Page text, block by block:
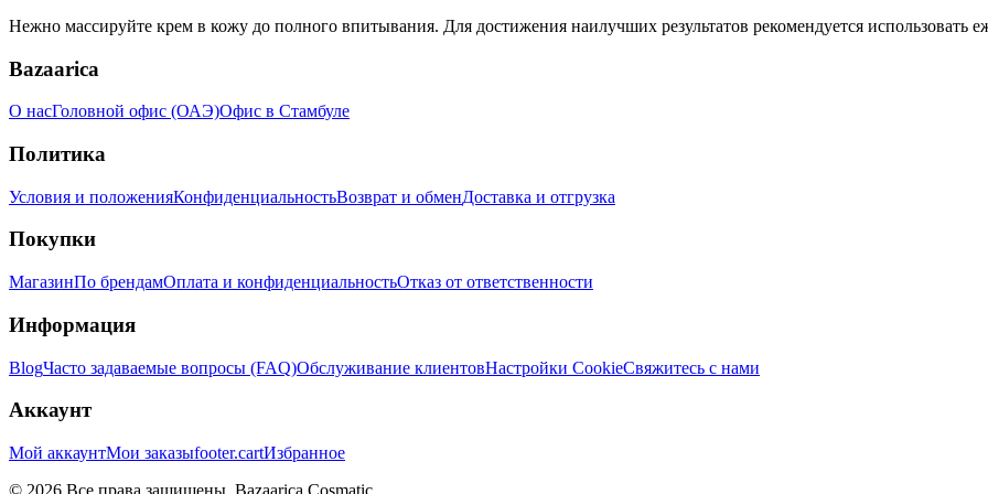
Нежно массируйте крем в кожу до полного впитывания. Для достижения наилучших результатов рекомендуется использовать
Bazaarica
О насГоловной офис (ОАЭ)Офис в Стамбуле
Политика
Условия и положенияКонфиденциальностьВозврат и обменДоставка и отгрузка
Покупки
МагазинПо брендамОплата и конфиденциальностьОтказ от ответственности
Информация
BlogЧасто задаваемые вопросы (FAQ)Обслуживание клиентовНастройки CookieСвяжитесь с нами
Аккаунт
Мой аккаунтМои заказыfooter.cartИзбранное
© 2026 Все права защищены. Bazaarica Cosmatic